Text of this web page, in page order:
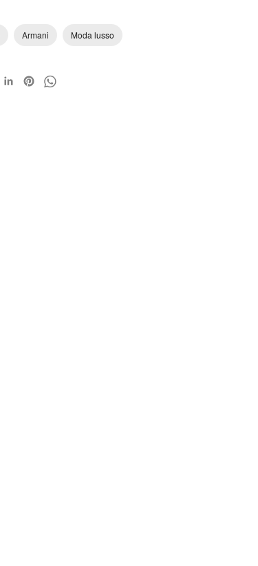
Armani Moda lusso